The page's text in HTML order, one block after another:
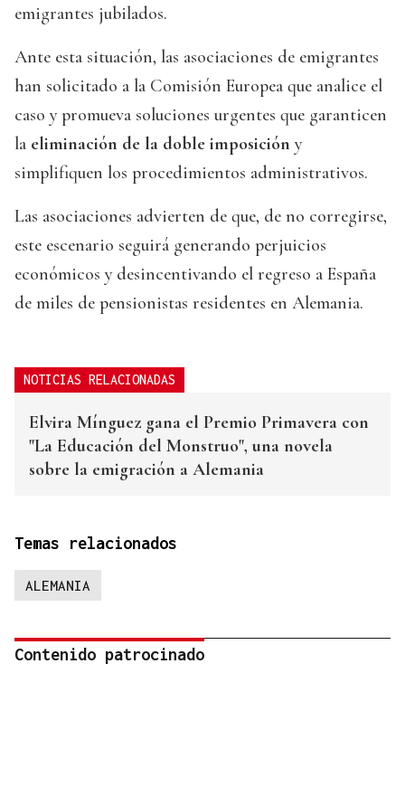
emigrantes jubilados.
Ante esta situación, las asociaciones de emigrantes
han solicitado a la Comisión Europea que analice el
caso y promueva soluciones urgentes que garanticen
la eliminación de la doble imposición y
simplifiquen los procedimientos administrativos.
Las asociaciones advierten de que, de no corregirse,
este escenario seguirá generando perjuicios
económicos y desincentivando el regreso a España
de miles de pensionistas residentes en Alemania.
NOTICIAS RELACIONADAS
Elvira Mínguez gana el Premio Primavera con
"La Educación del Monstruo", una novela
sobre la emigración a Alemania
Temas relacionados
ALEMANIA
Contenido patrocinado